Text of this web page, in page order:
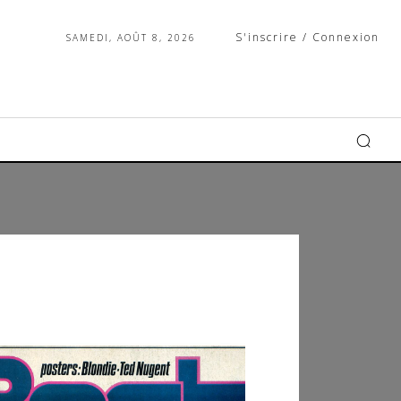
SAMEDI, AOÛT 8, 2026 S'inscrire / Connexion